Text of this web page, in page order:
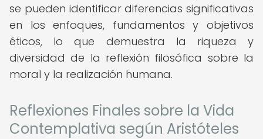
se pueden identificar diferencias significativas
en los enfoques, fundamentos y objetivos
éticos, lo que demuestra la riqueza y
diversidad de la reflexión filosófica sobre la
moral y la realización humana.
Reflexiones Finales sobre la Vida
Contemplativa según Aristóteles